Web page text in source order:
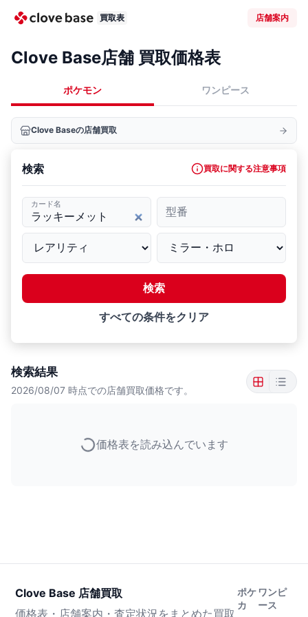
買取表 店舗案内
Clove Base店舗 買取価格表
ポケモン ワンピース
Clove Baseの店舗買取
検索 買取に関する注意事項
カード名
型番
検索
すべての条件をクリア
検索結果
2026/08/07 時点での店舗買取価格です。
価格表を読み込んでいます
Clove Base 店舗買取
価格表・店舗案内・査定状況をまとめた買取
ポケ
カ
ワンピ
ース